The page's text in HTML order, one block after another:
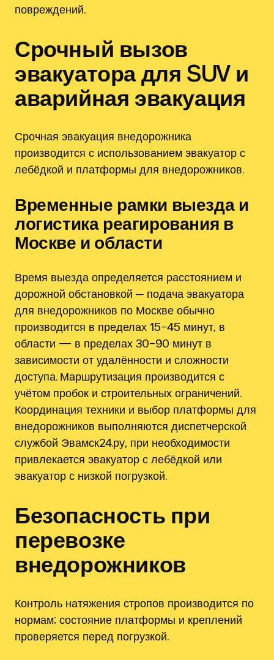
повреждений.
Срочный вызов
эвакуатора для SUV и
аварийная эвакуация
Срочная эвакуация внедорожника
производится с использованием эвакуатор с
лебёдкой и платформы для внедорожников.
Временные рамки выезда и
логистика реагирования в
Москве и области
Время выезда определяется расстоянием и
дорожной обстановкой ─ подача эвакуатора
для внедорожников по Москве обычно
производится в пределах 15–45 минут‚ в
области — в пределах 30–90 минут в
зависимости от удалённости и сложности
доступа. Маршрутизация производится с
учётом пробок и строительных ограничений.
Координация техники и выбор платформы для
внедорожников выполняются диспетчерской
службой Эвамск24.ру‚ при необходимости
привлекается эвакуатор с лебёдкой или
эвакуатор с низкой погрузкой.
Безопасность при
перевозке
внедорожников
Контроль натяжения стропов производится по
нормам; состояние платформы и креплений
проверяется перед погрузкой.